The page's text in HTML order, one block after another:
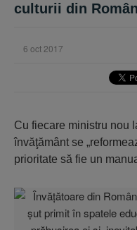
culturii din
6 oct 2017
Cu fiecare ministru nou
învăţământ se
prioritate să fie un